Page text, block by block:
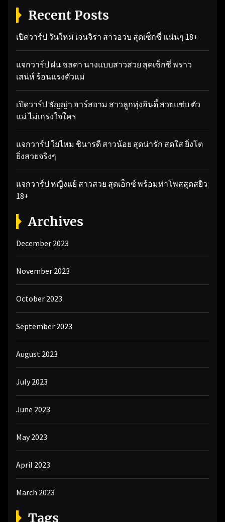
Recent Posts
เปิดวาร์ป วันใหม่ เจนจิรา สาวอวบ สุดเซ็กซี่ แน่นๆ 18+
แจกวาร์ป ฝน ชลดา นางแบบสาวสวย สุดเซ็กซี่ พราว
เสน่ห์ ร้อนแรงตัวแม่
เปิดวาร์ป ธัญญ่า อาร์สยาม สาวลูกทุ่งอินดี้ สวยแซ่บ ตัว
แม่ ไม่เกรงใจใคร
แจกวาร์ป ใยไหม ชินารดี สาวน้อย สุดน่ารัก สดใส ยิ่งโต
ยิ่งสวยจริงๆ
แจกวาร์ป หญิงแย้ สาวสวย สุดเอ็กซ์ พร้อมท่าโพสสุดสยิว
18+
Archives
December 2023
November 2023
October 2023
September 2023
August 2023
July 2023
June 2023
May 2023
April 2023
March 2023
Tags